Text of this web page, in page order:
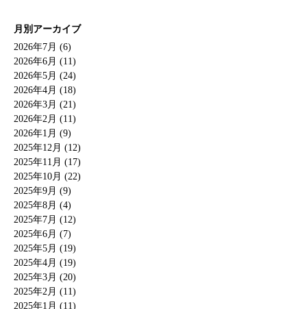
月別アーカイブ
2026年7月 (6)
2026年6月 (11)
2026年5月 (24)
2026年4月 (18)
2026年3月 (21)
2026年2月 (11)
2026年1月 (9)
2025年12月 (12)
2025年11月 (17)
2025年10月 (22)
2025年9月 (9)
2025年8月 (4)
2025年7月 (12)
2025年6月 (7)
2025年5月 (19)
2025年4月 (19)
2025年3月 (20)
2025年2月 (11)
2025年1月 (11)